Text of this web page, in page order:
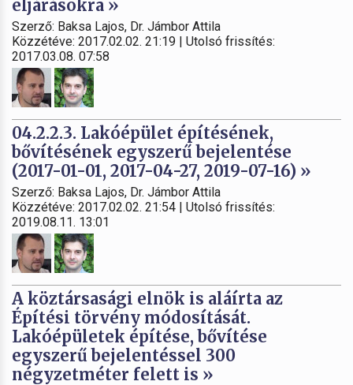
eljárásokra »
Szerző: Baksa Lajos, Dr. Jámbor Attila
Közzétéve: 2017.02.02. 21:19 | Utolsó frissítés:
2017.03.08. 07:58
04.2.2.3. Lakóépület építésének,
bővítésének egyszerű bejelentése
(2017-01-01, 2017-04-27, 2019-07-16) »
Szerző: Baksa Lajos, Dr. Jámbor Attila
Közzétéve: 2017.02.02. 21:54 | Utolsó frissítés:
2019.08.11. 13:01
A köztársasági elnök is aláírta az
Építési törvény módosítását.
Lakóépületek építése, bővítése
egyszerű bejelentéssel 300
négyzetméter felett is »